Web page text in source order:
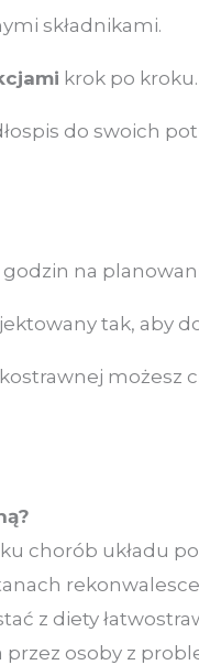
składnikami.
krok po kroku.
do swoich
na
tak, aby
możesz
chorób układu
z diety
osoby z